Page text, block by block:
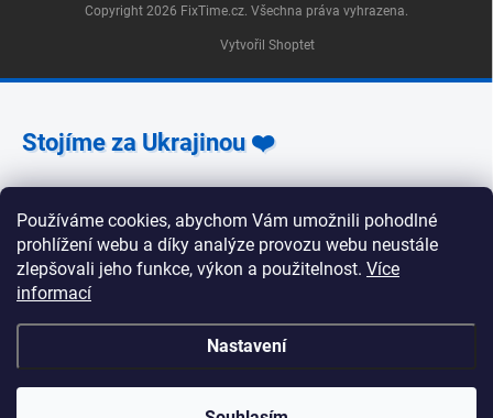
Používáme cookies, abychom Vám umožnili pohodlné
prohlížení webu a díky analýze provozu webu neustále
zlepšovali jeho funkce, výkon a použitelnost. Více
informací
Nastavení
Zlíchově 240/5, Praha 5 Pondělí, úterý, středa, pátek:
zavřeno 📍 Pobočka Korunní 1295/55, Praha 2 Pondělí
až pátek: 9:00–19:00 Sobota: 10:00–18:00 Neděle:
Vytvořil Shoptet
Copyright 2026 FixTime.cz. Všechna práva vyhrazena.
Stojíme za Ukrajinou ❤️
Jak a čím pomoci »